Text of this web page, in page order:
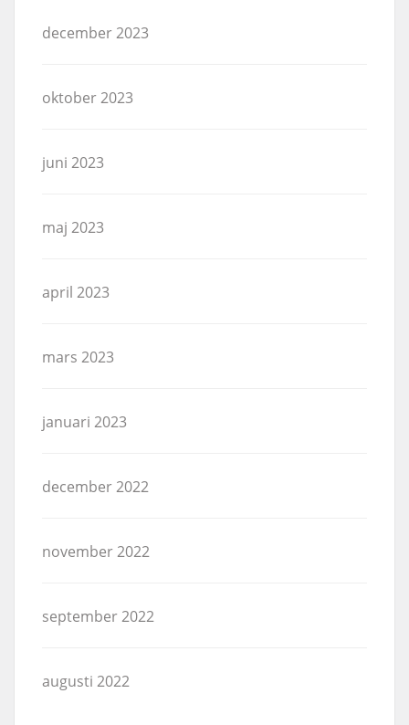
december 2023
oktober 2023
juni 2023
maj 2023
april 2023
mars 2023
januari 2023
december 2022
november 2022
september 2022
augusti 2022